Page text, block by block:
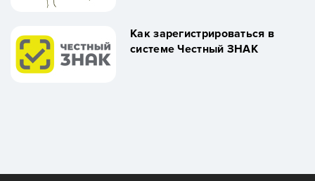
Как зарегистрироваться в
системе Честный ЗНАК